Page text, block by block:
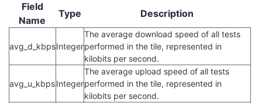
Field
Name
Type Description
avg_d_kbpsInteger
The average download speed of all tests
performed in the tile, represented in
kilobits per second.
avg_u_kbpsInteger
The average upload speed of all tests
performed in the tile, represented in
kilobits per second.